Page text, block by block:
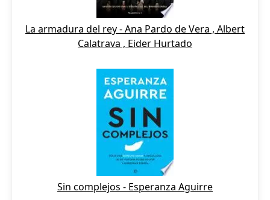
La armadura del rey - Ana Pardo de Vera , Albert
Calatrava , Eider Hurtado
Sin complejos - Esperanza Aguirre